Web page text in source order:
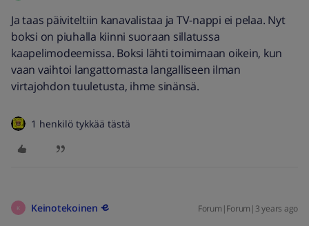
Ja taas päiviteltiin kanavalistaa ja TV-nappi ei pelaa. Nyt
boksi on piuhalla kiinni suoraan sillatussa
kaapelimodeemissa. Boksi lähti toimimaan oikein, kun
vaan vaihtoi langattomasta langalliseen ilman
virtajohdon tuuletusta, ihme sinänsä.
1 henkilö tykkää tästä
K Keinotekoinen Forum|Forum|3 years ago